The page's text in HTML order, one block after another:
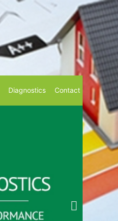
Diagnostics Contact